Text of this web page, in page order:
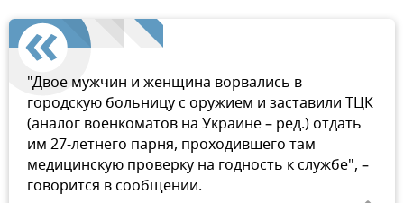
"Двое мужчин и женщина ворвались в
городскую больницу с оружием и заставили ТЦК
(аналог военкоматов на Украине – ред.) отдать
им 27-летнего парня, проходившего там
медицинскую проверку на годность к службе", –
говорится в сообщении.